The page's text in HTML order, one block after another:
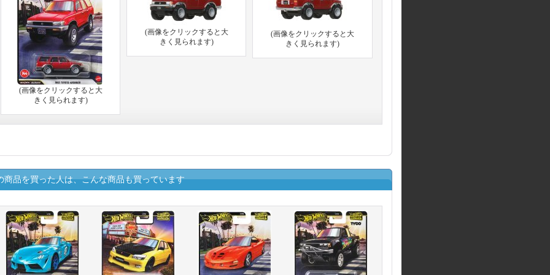
(画像をクリックすると大
きく見られます)
(画像をクリックすると大
きく見られます)
(画像をクリックすると大
きく見られます)
商品を買った人は、こんな商品も買っています